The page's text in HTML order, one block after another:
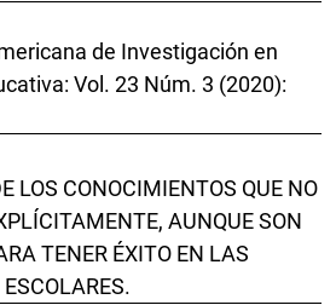
de Investigación en
Vol. 23 Núm. 3 (2020):
LOS CONOCIMIENTOS QUE NO
AUNQUE SON
TENER ÉXITO EN LAS